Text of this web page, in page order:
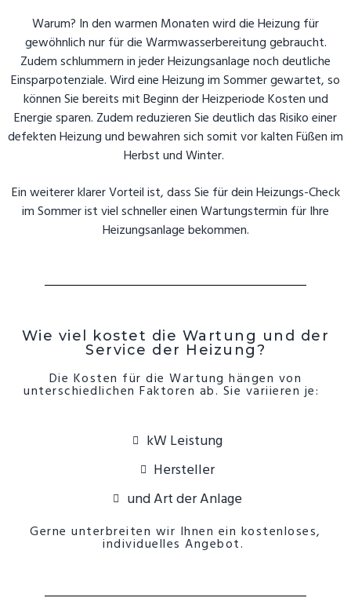
Warum? In den warmen Monaten wird die Heizung für
gewöhnlich nur für die Warmwasserbereitung gebraucht.
Zudem schlummern in jeder Heizungsanlage noch deutliche
Einsparpotenziale. Wird eine Heizung im Sommer gewartet, so
können Sie bereits mit Beginn der Heizperiode Kosten und
Energie sparen. Zudem reduzieren Sie deutlich das Risiko einer
defekten Heizung und bewahren sich somit vor kalten Füßen im
Herbst und Winter.
Ein weiterer klarer Vorteil ist, dass Sie für dein Heizungs-Check
im Sommer ist viel schneller einen Wartungstermin für Ihre
Heizungsanlage bekommen.
Wie viel kostet die Wartung und der
Service der Heizung?
Die Kosten für die Wartung hängen von
unterschiedlichen Faktoren ab. Sie variieren je:
kW Leistung
Hersteller
und Art der Anlage
Gerne unterbreiten wir Ihnen ein kostenloses,
individuelles Angebot.